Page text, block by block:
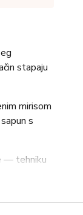
stapaju
mirisom
s
— tehniku
i